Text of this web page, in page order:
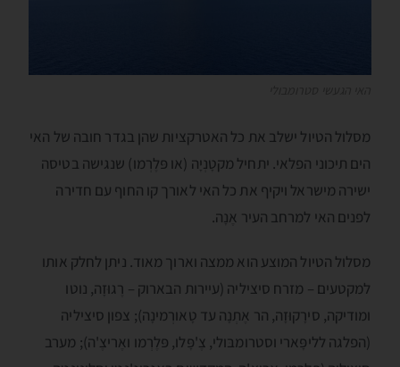
מסלול הטיול ישלב את כל האטרקציות שהן בגדר חובה של האי
הים תיכוני הפלאי. יתחיל מקטָנְיָה (או פּלֶרְמו) שנגישה בטיסה
ישירה מישראל ויקיף את כל האי לאורך קו החוף עם חדירה
לפנים האי למרחב העיר אֶנָה.
מסלול הטיול המוצע הוא ממצה וארוך מאוד. ניתן לחלק אותו
למקטעים – מזרח סיציליה (עיירות הבארוק – רֶגוּזָה, נוטו
ומודיקה, סירָקוּזָה, הר אֶתְנָה עד טָאורְמינָה); צפון סיציליה
(הפלגה לליפָּארי וסטרומבּולי, צֶ'פָּלו, פּלֶרְמו ואֶריצֶ'ה); מערב